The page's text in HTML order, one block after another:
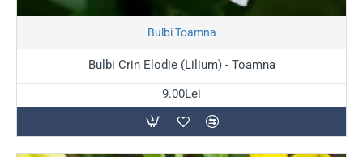
Bulbi Toamna
Bulbi Crin Elodie (Lilium) - Toamna
9.00Lei